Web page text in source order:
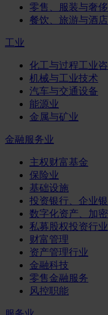
零售、服装与奢
餐饮、旅游与酒
工业
化工与过程工业
机械与工业技术
汽车与交通设备
能源业
金属与矿业
金融服务业
主权财富基金
保险业
基础设施
投资银行、企业
数字化资产、加
私募股权投资行业
财富管理
资产管理行业
金融科技
零售金融服务
风控职能